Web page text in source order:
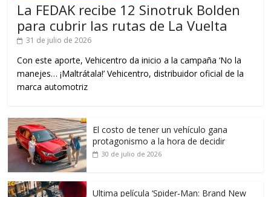
La FEDAK recibe 12 Sinotruk Bolden
para cubrir las rutas de La Vuelta
31 de julio de 2026
Con este aporte, Vehicentro da inicio a la campaña ‘No la
manejes… ¡Maltrátala!’ Vehicentro, distribuidor oficial de la
marca automotriz
El costo de tener un vehículo gana
protagonismo a la hora de decidir
30 de julio de 2026
Ultima película ‘Spider‑Man: Brand New